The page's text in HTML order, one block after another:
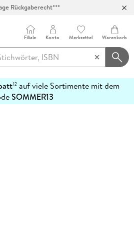
Rückgaberecht***
Filiale Konto Merkzettel Warenkorb
12auf viele Sortimente mit dem
SOMMER13